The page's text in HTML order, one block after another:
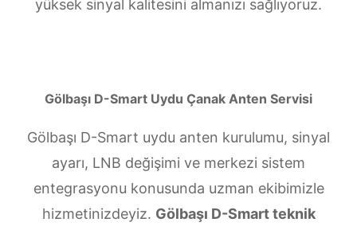
yüksek sinyal kalitesini almanızı sağlıyoruz.
Gölbaşı D-Smart Uydu Çanak Anten Servisi
Gölbaşı D-Smart uydu anten kurulumu, sinyal
ayarı, LNB değişimi ve merkezi sistem
entegrasyonu konusunda uzman ekibimizle
hizmetinizdeyiz. Gölbaşı D-Smart teknik